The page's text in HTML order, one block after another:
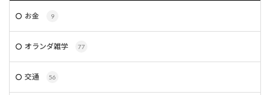
お金 9
オランダ雑学 77
交通 56